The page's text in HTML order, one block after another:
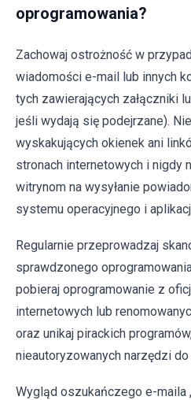
oprogramowania?
Zachowaj ostrożność w
wiadomości e-mail lub innych
tych zawierających załączniki
jeśli wydają się podejrzane).
wyskakujących okienek ani
stronach internetowych i nigdy
witrynom na wysyłanie
systemu operacyjnego i
Regularnie przeprowadzaj
sprawdzonego
pobieraj oprogramowanie z
internetowych lub
oraz unikaj pirackich
nieautoryzowanych narzędzi do
Wygląd oszukańczego e-maila